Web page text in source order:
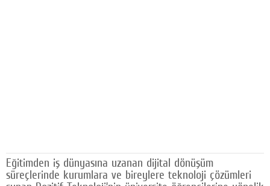
Facebook
Eğitimden iş dünyasına uzanan dijital dönüşüm
süreçlerinde kurumlara ve bireylere teknoloji çözümleri